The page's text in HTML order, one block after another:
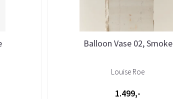
Balloon Vase 02, Smoke
Louise Roe
1.499,-